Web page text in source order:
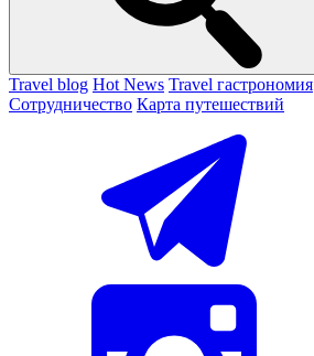
Travel blog Hot News Travel гастрономия
Сотрудничество Карта путешествий